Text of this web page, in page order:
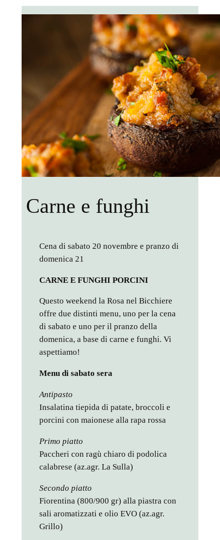
Carne e funghi
Cena di sabato 20 novembre e pranzo di
domenica 21
CARNE E FUNGHI PORCINI
Questo weekend la Rosa nel Bicchiere
offre due distinti menu, uno per la cena
di sabato e uno per il pranzo della
domenica, a base di carne e funghi. Vi
aspettiamo!
Menu di sabato sera
Antipasto
Insalatina tiepida di patate, broccoli e
porcini con maionese alla rapa rossa
Primo piatto
Paccheri con ragù chiaro di podolica
calabrese (az.agr. La Sulla)
Secondo piatto
Fiorentina (800/900 gr) alla piastra con
sali aromatizzati e olio EVO (az.agr.
Grillo)